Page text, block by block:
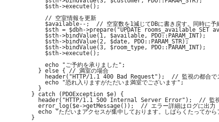
      $sth->execute();
      // 空室情報を更新
$available--;  // 空室数を1減じてDBに書き戻す。同時に予
$sth = $dbh->prepare("UPDATE rooms_available SET
      $sth->bindValue(1, $available, PDO::PARAM_INT);
      $sth->bindValue(2, $date, PDO::PARAM_STR);
      $sth->bindValue(3, $room_type, PDO::PARAM_INT);
      $sth->execute();
      echo "ご予約を承りました";
    } else { // 満室の場合
header("HTTP/1.1 400 Bad Request");  // 監視の都合で
      echo "恐れ入りますがただいま満室でございます";
    }
  } catch (PDOException $e) {
header("HTTP/1.1 500 Internal Server Error");  // 監視
    error_log($e->getMessage());  // エラー詳細はログに出力
echo 'ただいまアクセスが集中しております。しばらくたってか
  }